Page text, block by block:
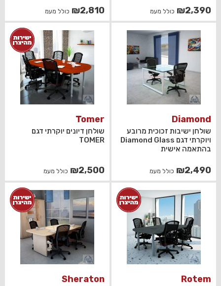
₪2,390 כולל מעמ ₪2,810 כולל מעמ
Diamond
שולחן ישיבות זכוכית מרובע
ויוקרתי דגם Diamond Glass
בהתאמה אישית
₪2,490 כולל מעמ
Tomer
שולחן דיונים יוקרתי דגם
TOMER
₪2,500 כולל מעמ
Rotem
Sheraton